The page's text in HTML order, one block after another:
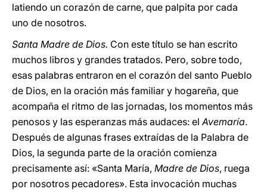
latiendo un corazón de carne, que palpita por cada
uno de nosotros.
Santa Madre de Dios. Con este título se han escrito
muchos libros y grandes tratados. Pero, sobre todo,
esas palabras entraron en el corazón del santo Pueblo
de Dios, en la oración más familiar y hogareña, que
acompaña el ritmo de las jornadas, los momentos más
penosos y las esperanzas más audaces: elAvemaría.
Después de algunas frases extraídas de la Palabra de
Dios, la segunda parte de la oración comienza
precisamente así: «Santa María, Madre de Dios, ruega
por nosotros pecadores». Esta invocación muchas